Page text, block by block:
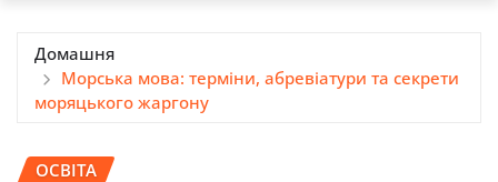
Домашня
Морська мова: терміни, абревіатури та секрети
моряцького жаргону
ОСВІТА